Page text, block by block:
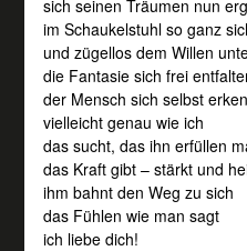
sich seinen Träumen nun
im Schaukelstuhl so ganz
und zügellos dem Willen
die Fantasie sich frei
der Mensch sich selbst
vielleicht genau wie ich
das sucht, das ihn erfüllen
das Kraft gibt – stärkt und
ihm bahnt den Weg zu sich
das Fühlen wie man sagt
ich liebe dich!